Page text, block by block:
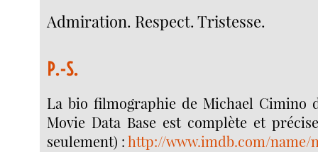
Admiration. Respect. Tristesse.
P.-S.
La bio filmographie de Michael Cimino
Movie Data Base est complète et
seulement) :http://www.imdb.com/name/